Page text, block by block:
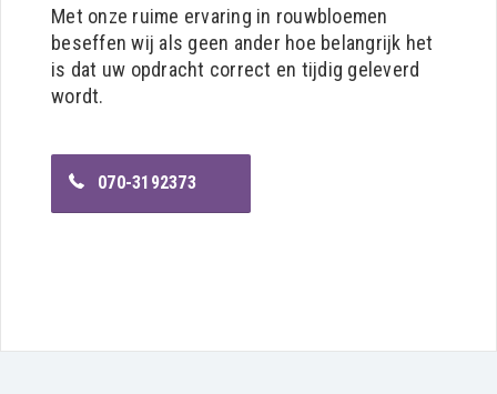
Met onze ruime ervaring in rouwbloemen
beseffen wij als geen ander hoe belangrijk het
is dat uw opdracht correct en tijdig geleverd
wordt.
070-3192373